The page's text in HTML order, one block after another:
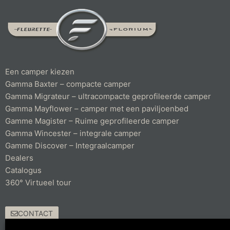
Een camper kiezen
Gamma Baxter – compacte camper
Gamma Migrateur – ultracompacte geprofileerde camper
Gamma Mayflower – camper met een paviljoenbed
Gamme Magister – Ruime geprofileerde camper
Gamma Wincester – integrale camper
Gamme Discover – Integraalcamper
Dealers
Catalogus
360° Virtueel tour
CONTACT